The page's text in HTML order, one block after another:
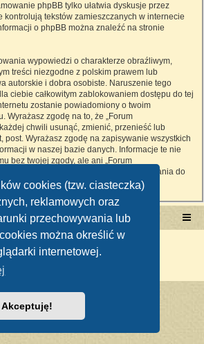
cookies (tzw. ciasteczka)
reklamowych oraz
przechowywania lub
można określić w
internetowej.
Akceptuję!
phpBB tylko ułatwia dyskusje przez
kontrolują tekstów zamieszczanych w internecie
o phpBB można znaleźć na stronie
wypowiedzi o charakterze obraźliwym,
treści niezgodne z polskim prawem lub
autorskie i dobra osobiste. Naruszenie tego
ciebie całkowitym zablokowaniem dostępu do tej
zostanie powiadomiony o twoim
Wyrażasz zgodę na to, że „Forum
chwili usunąć, zmienić, przenieść lub
post. Wyrażasz zgodę na zapisywanie wszystkich
w naszej bazie danych. Informacje te nie
bez twojej zgody, ale ani „Forum
nie ponosi odpowiedzialności za włamania do
dojść do kradzieży danych.
retrotraktor.pl/forum
pakiet językowy dostarczaphpBB.pl
danych osobowych